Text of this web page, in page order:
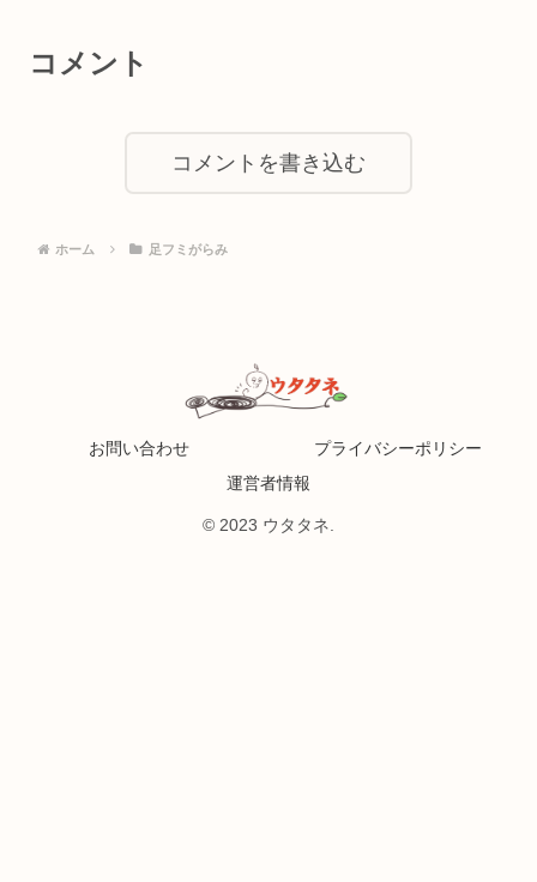
コメント
コメントを書き込む
ホーム 足フミがらみ
お問い合わせ
プライバシーポリシー
運営者情報
© 2023 ウタタネ.